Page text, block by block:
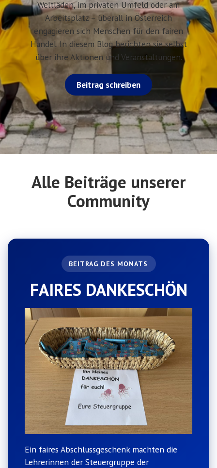
Weltläden, im privaten Umfeld oder am
Arbeitsplatz – überall in Österreich
engagieren sich Menschen für den fairen
Handel. In diesem Blog berichten sie selbst
über ihre Aktionen und Veranstaltungen.
Beitrag schreiben
Alle Beiträge unserer
Community
FAIRES DANKESCHÖN
Ein faires Abschlussgeschenk machten die
Lehrerinnen der Steuergruppe der